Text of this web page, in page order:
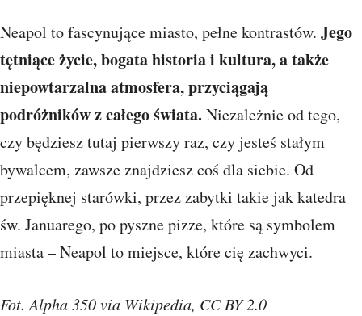
Neapol to fascynujące miasto, pełne kontrastów. Jego
tętniące życie, bogata historia i kultura, a także
niepowtarzalna atmosfera, przyciągają
podróżników z całego świata. Niezależnie od tego,
czy będziesz tutaj pierwszy raz, czy jesteś stałym
bywalcem, zawsze znajdziesz coś dla siebie. Od
przepięknej starówki, przez zabytki takie jak katedra
św. Januarego, po pyszne pizze, które są symbolem
miasta – Neapol to miejsce, które cię zachwyci.
Fot. Alpha 350 via Wikipedia, CC BY 2.0